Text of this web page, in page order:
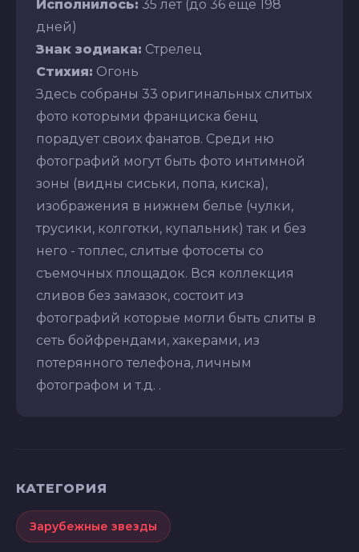
Исполнилось: 35 лет (до 36 еще 198
дней)
Знак зодиака: Стрелец
Стихия: Огонь
Здесь собраны 33 оригинальных слитых
фото которыми франциска бенц
порадует своих фанатов. Среди ню
фотографий могут быть фото интимной
зоны (видны сиськи, попа, киска),
изображения в нижнем белье (чулки,
трусики, колготки, купальник) так и без
него - топлес, слитые фотосеты со
съемочных площадок. Вся коллекция
сливов без замазок, состоит из
фотографий которые могли быть слиты в
сеть бойфрендами, хакерами, из
потерянного телефона, личным
фотографом и т.д. .
КАТЕГОРИЯ
Зарубежные звезды